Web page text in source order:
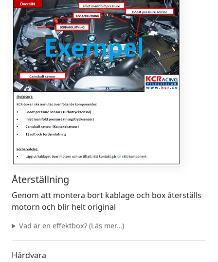
Återställning
Genom att montera bort kablage och box återställs
motorn och blir helt original
Vad är en effektbox? (Läs mer...)
Hårdvara